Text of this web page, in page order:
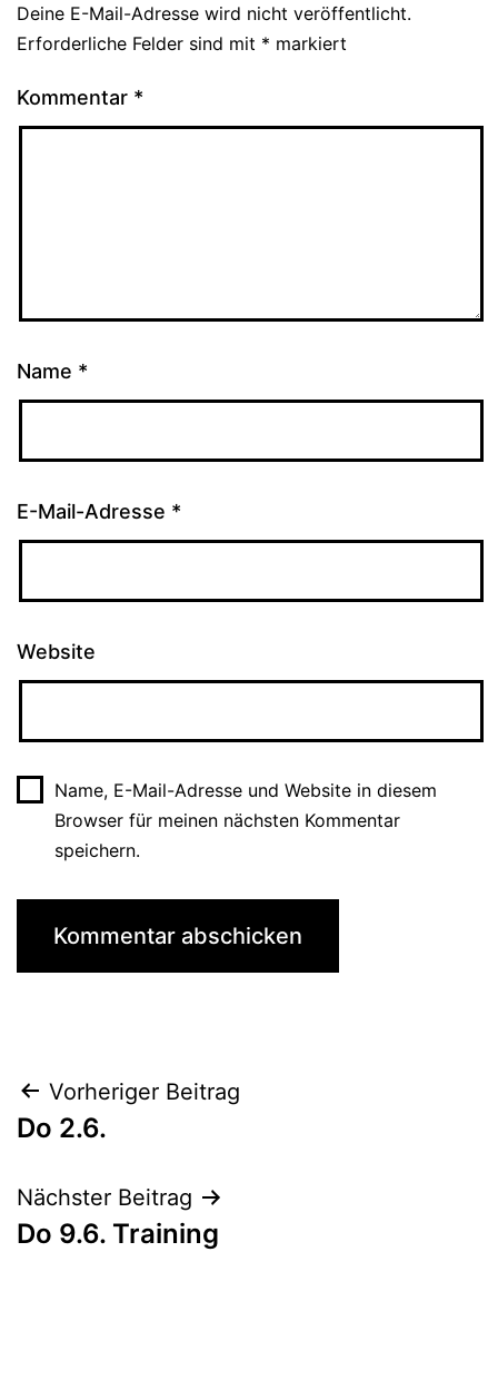
Deine E-Mail-Adresse wird nicht veröffentlicht.
Erforderliche Felder sind mit * markiert
Kommentar *
Name *
E-Mail-Adresse *
Website
Name, E-Mail-Adresse und Website in diesem
Browser für meinen nächsten Kommentar
speichern.
Beitragsnavigation
Vorheriger Beitrag
Do 2.6.
Nächster Beitrag
Do 9.6. Training